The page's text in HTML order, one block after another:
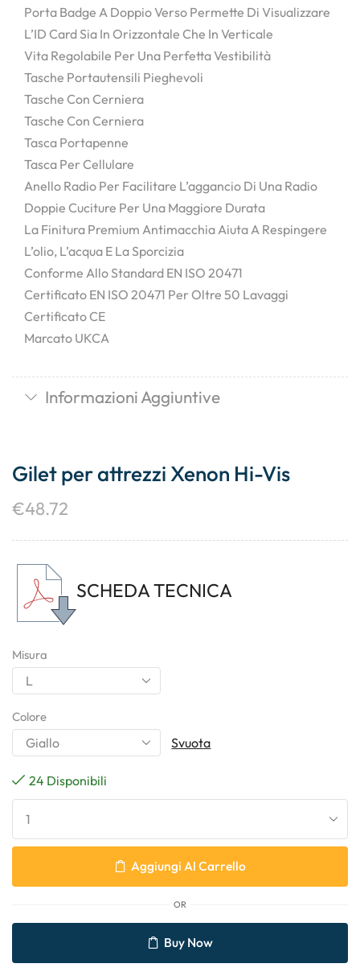
Porta Badge A Doppio Verso Permette Di Visualizzare
L’ID Card Sia In Orizzontale Che In Verticale
Vita Regolabile Per Una Perfetta Vestibilità
Tasche Portautensili Pieghevoli
Tasche Con Cerniera
Tasche Con Cerniera
Tasca Portapenne
Tasca Per Cellulare
Anello Radio Per Facilitare L’aggancio Di Una Radio
Doppie Cuciture Per Una Maggiore Durata
La Finitura Premium Antimacchia Aiuta A Respingere
L’olio, L’acqua E La Sporcizia
Conforme Allo Standard EN ISO 20471
Certificato EN ISO 20471 Per Oltre 50 Lavaggi
Certificato CE
Marcato UKCA
Informazioni Aggiuntive
Gilet per attrezzi Xenon Hi-Vis
€48.72
SCHEDA TECNICA
Misura
Colore
Svuota
24 Disponibili
Aggiungi Al Carrello
OR
Buy Now